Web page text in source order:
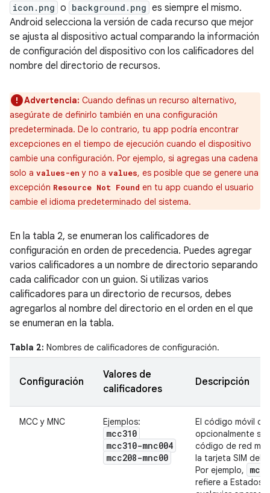
icon.png o background.png es siempre el mismo.
Android selecciona la versión de cada recurso que mejor
se ajusta al dispositivo actual comparando la información
de configuración del dispositivo con los calificadores del
nombre del directorio de recursos.
Advertencia: Cuando definas un recurso alternativo,
asegúrate de definirlo también en una configuración
predeterminada. De lo contrario, tu app podría encontrar
excepciones en el tiempo de ejecución cuando el dispositivo
cambie una configuración. Por ejemplo, si agregas una cadena
solo a values-en y no a values, es posible que se genere una
excepción Resource Not Found en tu app cuando el usuario
cambie el idioma predeterminado del sistema.
En la tabla 2, se enumeran los calificadores de
configuración en orden de precedencia. Puedes agregar
varios calificadores a un nombre de directorio separando
cada calificador con un guion. Si utilizas varios
calificadores para un directorio de recursos, debes
agregarlos al nombre del directorio en el orden en el que
se enumeran en la tabla.
Tabla 2: Nombres de calificadores de configuración.
Configuración
Valores de
calificadores
Descripción
MCC y MNC Ejemplos:
mcc310
mcc310-mnc004
mcc208-mnc00
El código móvil de
opcionalmente
código de red
la tarjeta SIM del
Por ejemplo,
refiere a Estados